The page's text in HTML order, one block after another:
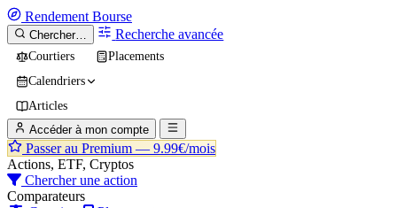
Rendement Bourse
Chercher… Recherche avancée
Courtiers
Placements
Calendriers
Articles
Accéder à mon compte
Passer au Premium — 9.99€/mois
Actions, ETF, Cryptos
Chercher une action
Comparateurs